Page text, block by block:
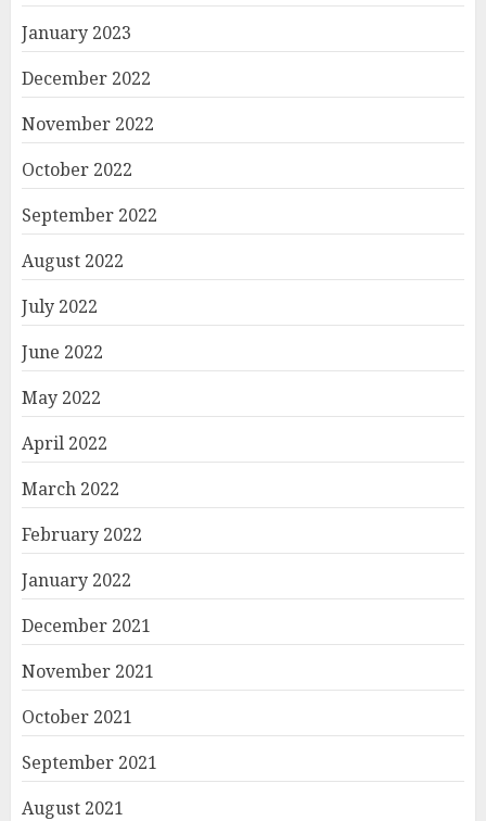
January 2023
December 2022
November 2022
October 2022
September 2022
August 2022
July 2022
June 2022
May 2022
April 2022
March 2022
February 2022
January 2022
December 2021
November 2021
October 2021
September 2021
August 2021